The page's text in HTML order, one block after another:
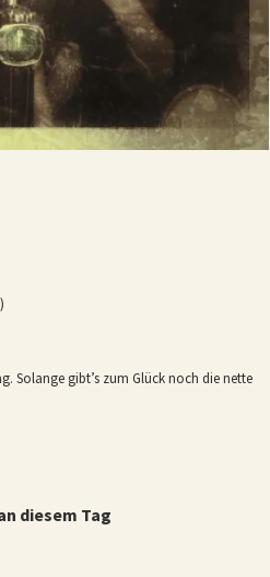
Solange gibt’s zum Glück noch die nette
diesem Tag